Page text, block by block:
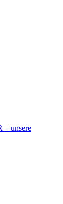
– unsere